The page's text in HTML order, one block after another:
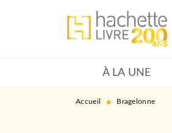
MENU
À LA UNE
Accueil • Bragelonne